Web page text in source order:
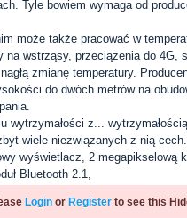
Tyle bowiem wymaga od
może także pracować w
na wstrząsy, przeciążenia do 4G,
zmianę temperatury.
do dwóch metrów na
wytrzymałości z...
wiele niezwiązanych z nią
wyświetlacz, 2 megapikselową
Bluetooth 2.1,
Loginor Registerto see this